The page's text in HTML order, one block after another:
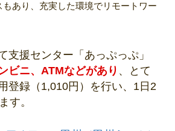
あり、充実した環境でリモートワー
支援センター「あっぷっぷ」
ビニ、ATMなどがあり 、とて
登録（1,010円）を行い、1日2
す。